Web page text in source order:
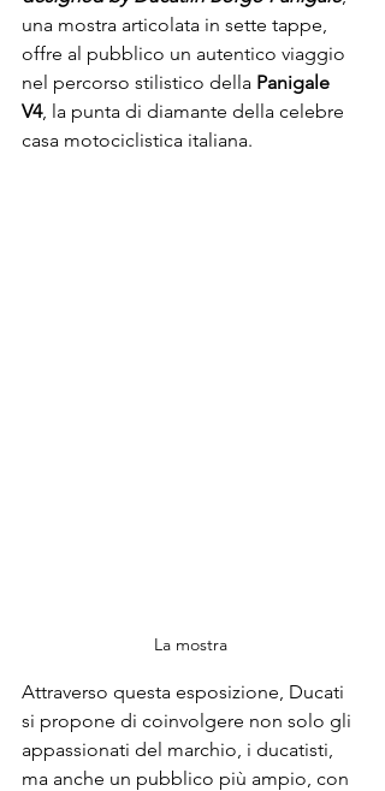
una mostra articolata in sette tappe,
offre al pubblico un autentico viaggio
nel percorso stilistico della Panigale
V4, la punta di diamante della celebre
casa motociclistica italiana.
La mostra
Attraverso questa esposizione, Ducati
si propone di coinvolgere non solo gli
appassionati del marchio, i ducatisti,
ma anche un pubblico più ampio, con